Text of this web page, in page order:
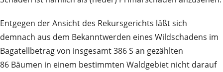
Entgegen der Ansicht des Rekursgerichts läßt sich
demnach aus dem Bekanntwerden eines Wildschadens im
Bagatellbetrag von insgesamt 386 S an gezählten
86 Bäumen in einem bestimmten Waldgebiet nicht darauf